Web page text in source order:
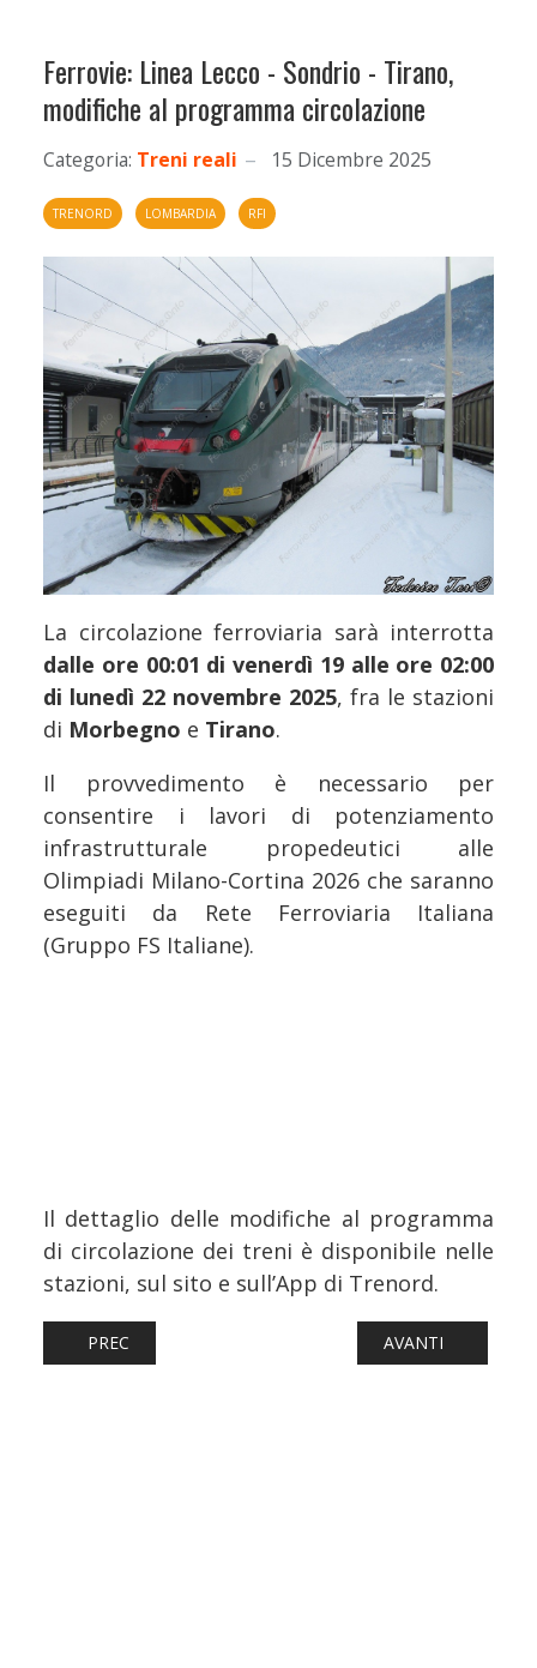
Ferrovie: Linea Lecco - Sondrio - Tirano,
modifiche al programma circolazione
Categoria: Treni reali 15 Dicembre 2025
TRENORD LOMBARDIA RFI
La circolazione ferroviaria sarà interrotta
dalle ore 00:01 di venerdì 19 alle ore 02:00
di lunedì 22 novembre 2025, fra le stazioni
di Morbegno e Tirano.
Il provvedimento è necessario per
consentire i lavori di potenziamento
infrastrutturale propedeutici alle
Olimpiadi Milano-Cortina 2026 che saranno
eseguiti da Rete Ferroviaria Italiana
(Gruppo FS Italiane).
Il dettaglio delle modifiche al programma
di circolazione dei treni è disponibile nelle
stazioni, sul sito e sull’App di Trenord.
ARTICOLO PRECEDENTE: FERROVIE: PROVE DI
PREC ARTICOLO
AVANTI